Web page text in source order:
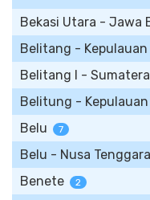
Bekasi Utara - Jawa
Belitang -
Belitang I -
Belitung -
Belu 7
Belu - Nusa
Benete 2